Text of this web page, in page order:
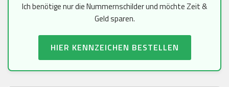
Ich benötige nur die Nummernschilder und möchte Zeit &
Geld sparen.
HIER KENNZEICHEN BESTELLEN